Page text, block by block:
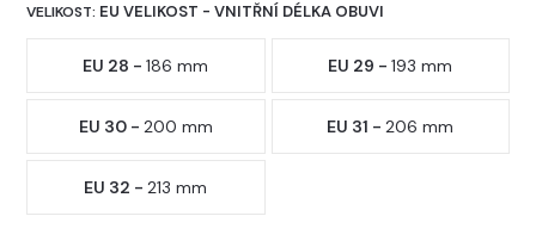
VELIKOST: EU VELIKOST - VNITŘNÍ DÉLKA OBUVI
EU 28 -186 mm EU 29 -193 mm
EU 30 - 200 mm EU 31 -206 mm
EU 32 -213 mm